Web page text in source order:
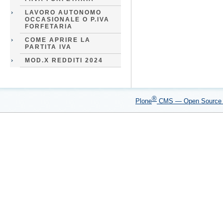
LAVORO AUTONOMO
OCCASIONALE O P.IVA
FORFETARIA
COME APRIRE LA
PARTITA IVA
MOD.X REDDITI 2024
Plone® CMS — Open Source